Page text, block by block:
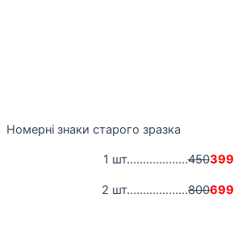
Номерні знаки старого зразка
1 шт...................450399
2 шт...................800699